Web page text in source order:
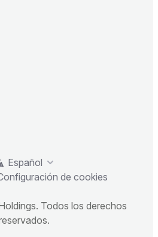
Español
de cookies
Todos los derechos